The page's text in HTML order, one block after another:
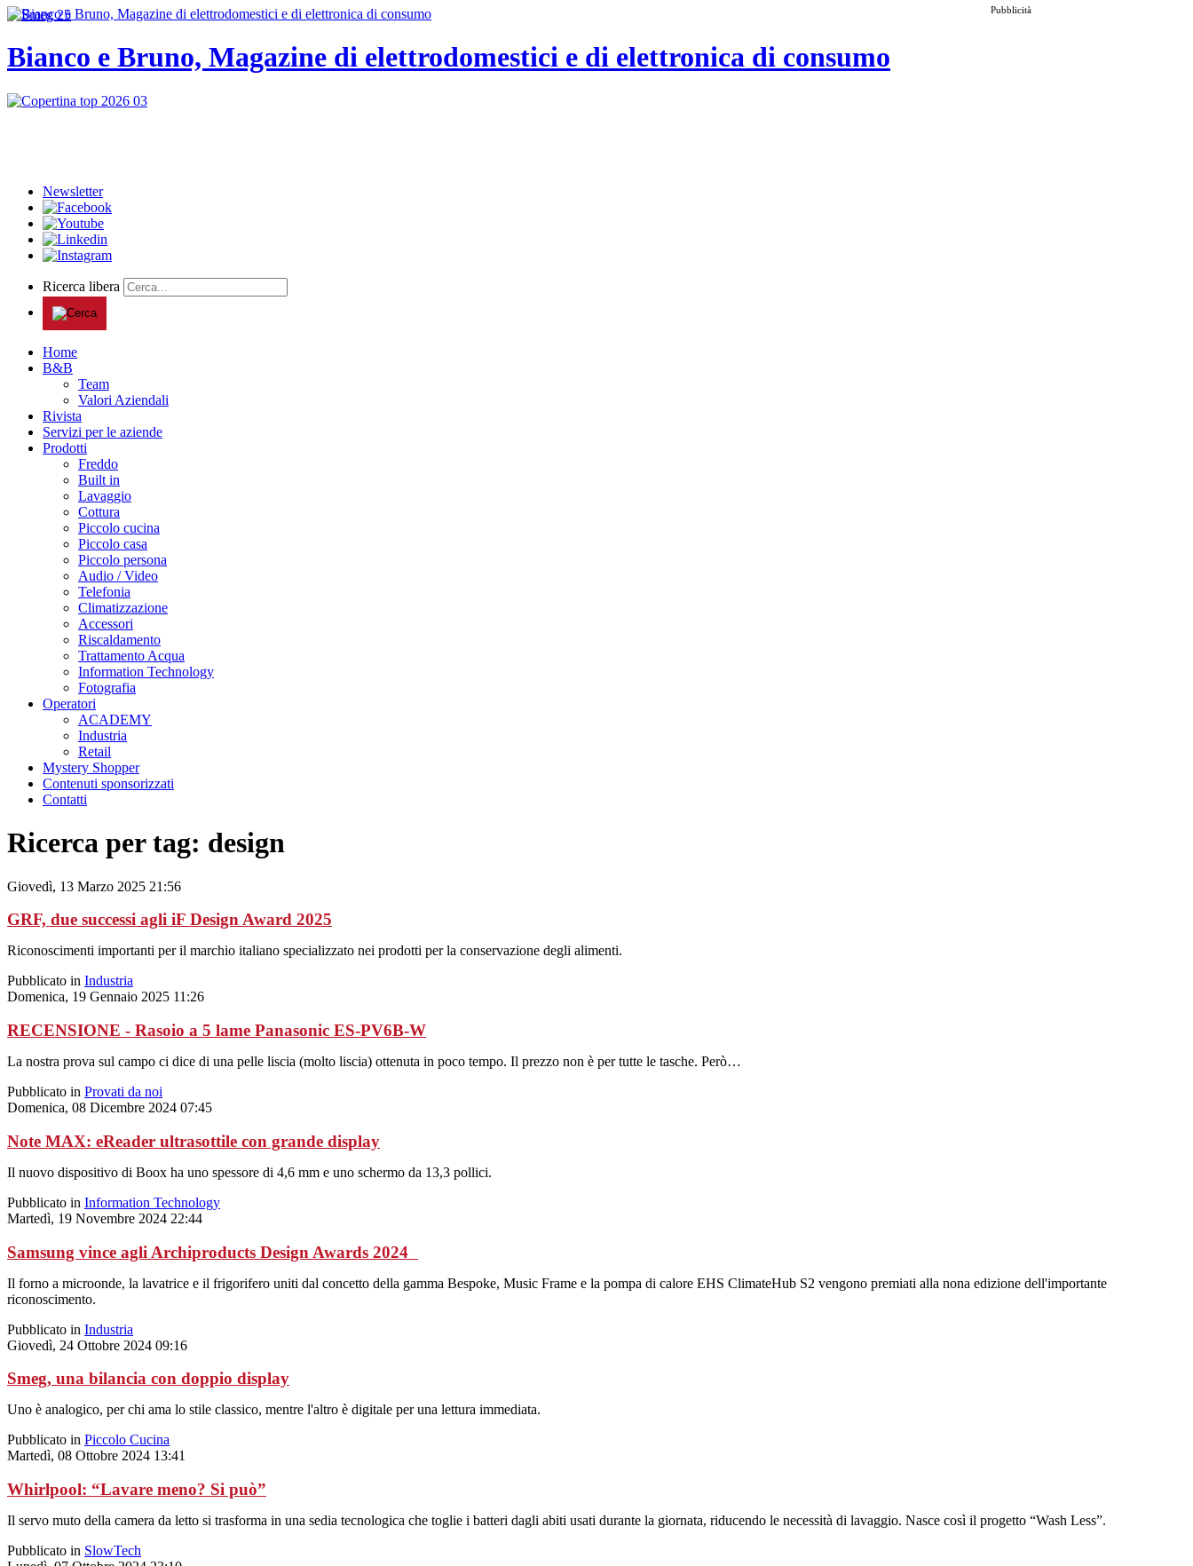
Pubblicità
Bianco e Bruno, Magazine di elettrodomestici e di elettronica di consumo
Newsletter
Ricerca libera
Home
B&B
Team
Valori Aziendali
Rivista
Servizi per le aziende
Prodotti
Freddo
Built in
Lavaggio
Cottura
Piccolo cucina
Piccolo casa
Piccolo persona
Audio / Video
Telefonia
Climatizzazione
Accessori
Riscaldamento
Trattamento Acqua
Information Technology
Fotografia
Operatori
ACADEMY
Industria
Retail
Mystery Shopper
Contenuti sponsorizzati
Contatti
Ricerca per tag: design
Giovedì, 13 Marzo 2025 21:56
GRF, due successi agli iF Design Award 2025
Riconoscimenti importanti per il marchio italiano specializzato nei prodotti per la conservazione degli alimenti.
Pubblicato in Industria
Domenica, 19 Gennaio 2025 11:26
RECENSIONE - Rasoio a 5 lame Panasonic ES-PV6B-W
La nostra prova sul campo ci dice di una pelle liscia (molto liscia) ottenuta in poco tempo. Il prezzo non è per tutte le tasche. Però…
Pubblicato in Provati da noi
Domenica, 08 Dicembre 2024 07:45
Note MAX: eReader ultrasottile con grande display
Il nuovo dispositivo di Boox ha uno spessore di 4,6 mm e uno schermo da 13,3 pollici.
Pubblicato in Information Technology
Martedì, 19 Novembre 2024 22:44
Samsung vince agli Archiproducts Design Awards 2024
Il forno a microonde, la lavatrice e il frigorifero uniti dal concetto della gamma Bespoke, Music Frame e la pompa di calore EHS ClimateHub S2 vengono premiati alla nona edizione dell'importante
riconoscimento.
Pubblicato in Industria
Giovedì, 24 Ottobre 2024 09:16
Smeg, una bilancia con doppio display
Uno è analogico, per chi ama lo stile classico, mentre l'altro è digitale per una lettura immediata.
Pubblicato in Piccolo Cucina
Martedì, 08 Ottobre 2024 13:41
Whirlpool: “Lavare meno? Si può”
Il servo muto della camera da letto si trasforma in una sedia tecnologica che toglie i batteri dagli abiti usati durante la giornata, riducendo le necessità di lavaggio. Nasce così il progetto “Wash Less”.
Pubblicato in SlowTech